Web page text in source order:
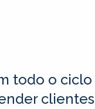
todo o ciclo
clientes